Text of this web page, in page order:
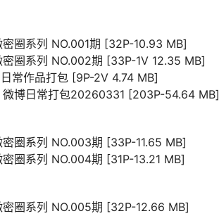
圈系列 NO.001期 [32P-10.93 MB]
圈系列 NO.002期 [33P-1V 12.35 MB]
常作品打包 [9P-2V 4.74 MB]
博日常打包20260331 [203P-54.64 MB]
圈系列 NO.003期 [33P-11.65 MB]
圈系列 NO.004期 [31P-13.21 MB]
圈系列 NO.005期 [32P-12.66 MB]